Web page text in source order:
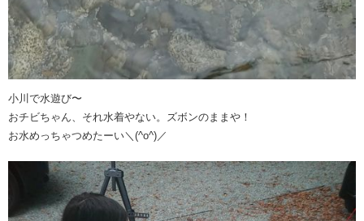
小川で水遊び〜
おチビちゃん、それ水着やない。ズボンのままや！
お水めっちゃつめたーい＼(^o^)／